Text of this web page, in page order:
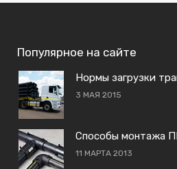
Популярное на сайте
Нормы загрузки
3 МАЯ 2015
Способы монтажа
11 МАРТА 2013